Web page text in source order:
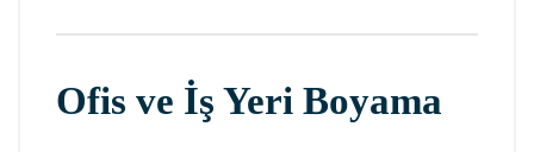
Ofis ve İş Yeri Boyama